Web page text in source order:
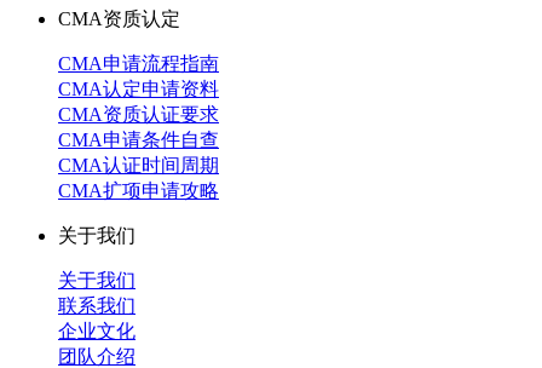
CMA资质认定
CMA申请流程指南
CMA认定申请资料
CMA资质认证要求
CMA申请条件自查
CMA认证时间周期
CMA扩项申请攻略
关于我们
关于我们
联系我们
企业文化
团队介绍